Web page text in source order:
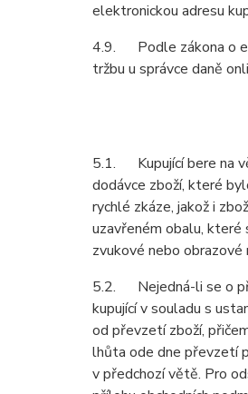
elektronickou adresu
4.9. Podle zákona o
tržbu u správce daně
5.1. Kupující bere na
dodávce zboží, které
rychlé zkáze, jakož i
uzavřeném obalu, které
zvukové nebo obrazové
5.2. Nejedná-li se o
kupující v souladu s
od převzetí zboží,
lhůta ode dne převzetí
v předchozí větě. Pro